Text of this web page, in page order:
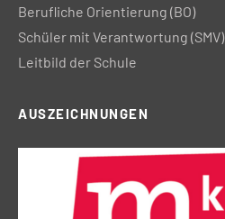
Berufliche Orientierung (BO)
Schüler mit Verantwortung (SMV)
Leitbild der Schule
AUSZEICHNUNGEN